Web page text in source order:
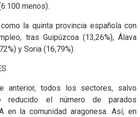
menos).
la quinta provincia española con
tras Guipúzcoa (13,26%), Álava
y Soria (16,79%).
anterior, todos los sectores, salvo
reducido el número de parados
en la comunidad aragonesa. Así, en